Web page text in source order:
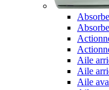
Aile
Aile
Aile